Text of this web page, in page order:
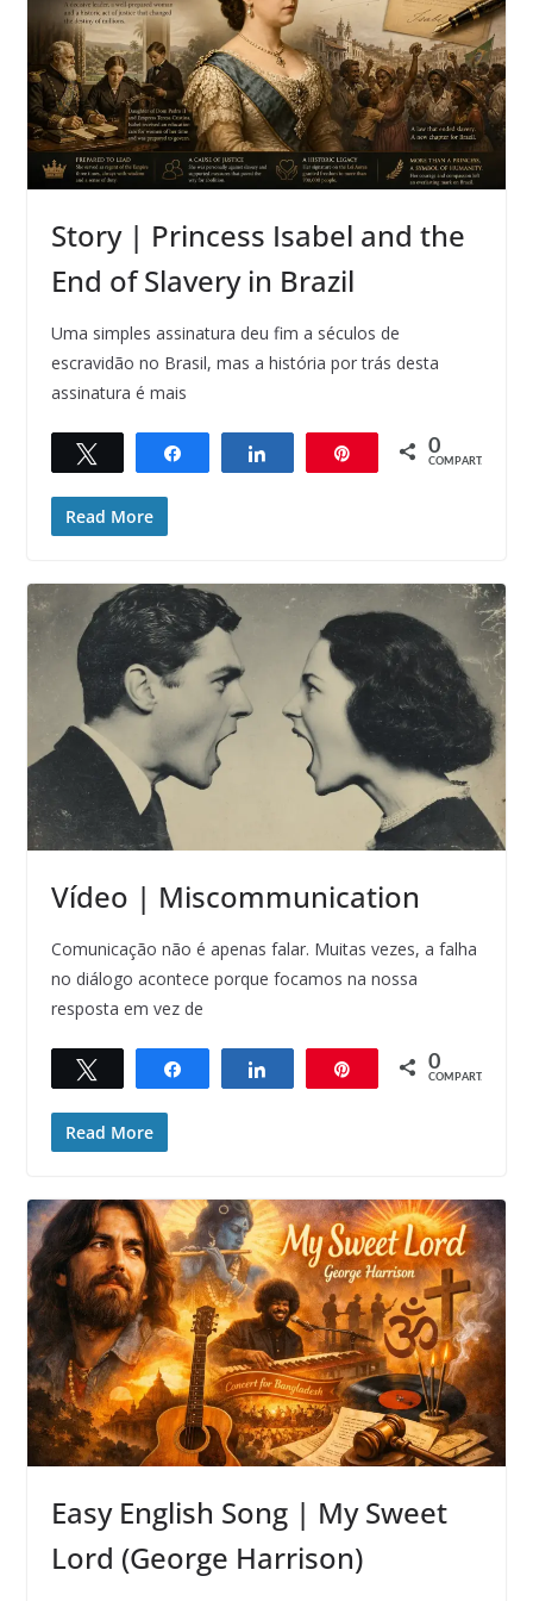
Story | Princess Isabel and the
End of Slavery in Brazil
Uma simples assinatura deu fim a séculos de
escravidão no Brasil, mas a história por trás desta
assinatura é mais
Compartilhar Compartilhar 0
COMPART.
Read More
Vídeo | Miscommunication
Comunicação não é apenas falar. Muitas vezes, a falha
no diálogo acontece porque focamos na nossa
resposta em vez de
Compartilhar Compartilhar 0
COMPART.
Read More
Easy English Song | My Sweet
Lord (George Harrison)